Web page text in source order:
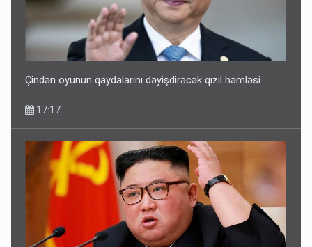
VİDEO
11:06
Çindən oyunun qaydalarını dəyişdirəcək qızıl həmləsi
17:17